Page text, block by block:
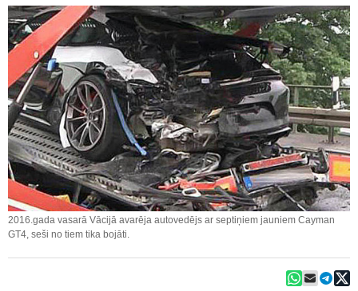
2016.gada vasarā Vācijā avarēja autovedējs ar septiņiem jauniem Cayman
GT4, seši no tiem tika bojāti.